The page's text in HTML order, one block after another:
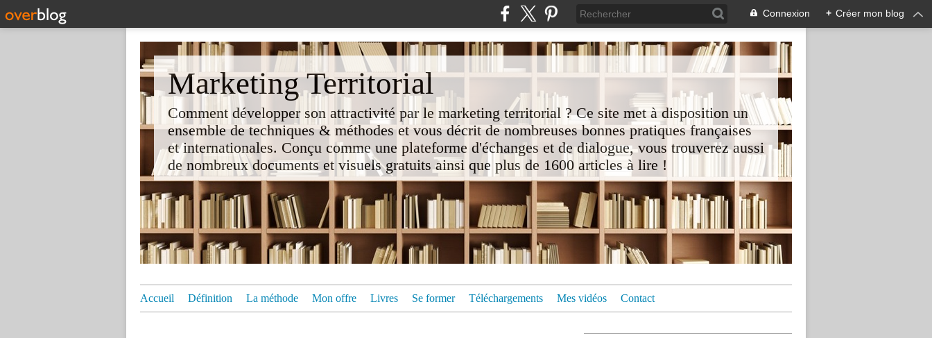
Connexion + Créer mon blog
Marketing Territorial
Comment développer son attractivité par le marketing territorial ? Ce site met à disposition un
ensemble de techniques & méthodes et vous décrit de nombreuses bonnes pratiques françaises
et internationales. Conçu comme une plateforme d'échanges et de dialogue, vous trouverez aussi
de nombreux documents et visuels gratuits ainsi que plus de 1600 articles à lire !
Accueil Définition La méthode Mon offre Livres Se former Téléchargements Mes vidéos Contact